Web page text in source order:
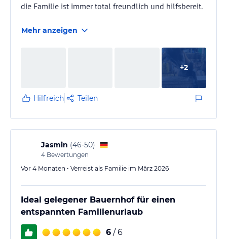
die Familie ist immer total freundlich und hilfsbereit.
Mehr anzeigen
+2
Hilfreich Teilen
Jasmin (46-50)
4 Bewertungen
Vor 4 Monaten • Verreist als Familie im März 2026
Ideal gelegener Bauernhof für einen
entspannten Familienurlaub
6 / 6